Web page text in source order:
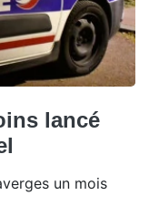
lancé
un mois